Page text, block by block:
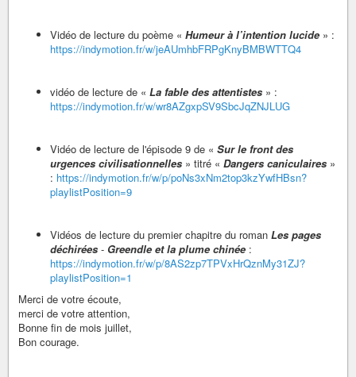
Vidéo de lecture du poème « Humeur à l’intention lucide » :
https://indymotion.fr/w/jeAUmhbFRPgKnyBMBWTTQ4
vidéo de lecture de « La fable des attentistes » :
https://indymotion.fr/w/wr8AZgxpSV9SbcJqZNJLUG
Vidéo de lecture de l'épisode 9 de « Sur le front des
urgences civilisationnelles » titré « Dangers caniculaires »
: https://indymotion.fr/w/p/poNs3xNm2top3kzYwfHBsn?
playlistPosition=9
Vidéos de lecture du premier chapitre du roman Les pages
déchirées - Greendle et la plume chinée :
https://indymotion.fr/w/p/8AS2zp7TPVxHrQznMy31ZJ?
playlistPosition=1
Merci de votre écoute,
merci de votre attention,
Bonne fin de mois juillet,
Bon courage.